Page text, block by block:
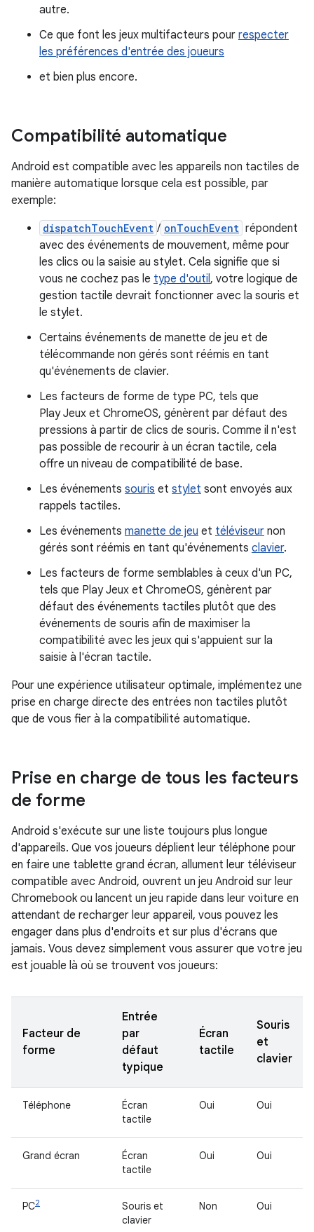
autre.
Ce que font les jeux multifacteurs pour respecter
les préférences d'entrée des joueurs
et bien plus encore.
Compatibilité automatique
Android est compatible avec les appareils non tactiles de
manière automatique lorsque cela est possible, par
exemple:
dispatchTouchEvent / onTouchEvent répondent
avec des événements de mouvement, même pour
les clics ou la saisie au stylet. Cela signifie que si
vous ne cochez pas le type d'outil , votre logique de
gestion tactile devrait fonctionner avec la souris et
le stylet.
Certains événements de manette de jeu et de
télécommande non gérés sont réémis en tant
qu'événements de clavier.
Les facteurs de forme de type PC, tels que
Play Jeux et ChromeOS, génèrent par défaut des
pressions à partir de clics de souris. Comme il n'est
pas possible de recourir à un écran tactile, cela
offre un niveau de compatibilité de base.
Les événements souris et stylet sont envoyés aux
rappels tactiles.
Les événements manette de jeu et téléviseur non
gérés sont réémis en tant qu'événements clavier.
Les facteurs de forme semblables à ceux d'un PC,
tels que Play Jeux et ChromeOS, génèrent par
défaut des événements tactiles plutôt que des
événements de souris afin de maximiser la
compatibilité avec les jeux qui s'appuient sur la
saisie à l'écran tactile.
Pour une expérience utilisateur optimale, implémentez une
prise en charge directe des entrées non tactiles plutôt
que de vous fier à la compatibilité automatique.
Prise en charge de tous les facteurs
de forme
Android s'exécute sur une liste toujours plus longue
d'appareils. Que vos joueurs déplient leur téléphone pour
en faire une tablette grand écran, allument leur téléviseur
compatible avec Android, ouvrent un jeu Android sur leur
Chromebook ou lancent un jeu rapide dans leur voiture en
attendant de recharger leur appareil, vous pouvez les
engager dans plus d'endroits et sur plus d'écrans que
jamais. Vous devez simplement vous assurer que votre jeu
est jouable là où se trouvent vos joueurs:
Facteur de
forme
Entrée
par
défaut
typique
Écran
tactile
Souris
et
clavier
Téléphone
Écran
tactile
Oui Oui
Grand écran
Écran
tactile
Oui Oui
PC2
Souris et
clavier
Non Oui